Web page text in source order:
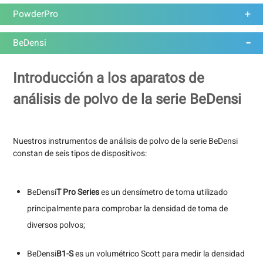
PowderPro
BeDensi
Introducción a los aparatos de
análisis de polvo de la serie BeDensi
Nuestros instrumentos de análisis de polvo de la serie BeDensi
constan de seis tipos de dispositivos:
BeDensiT Pro Serieses un densímetro de toma utilizado
principalmente para comprobar la densidad de toma de
diversos polvos;
BeDensiB1-Ses un volumétrico Scott para medir la densidad